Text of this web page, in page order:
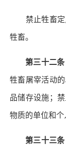
禁止牲畜定
牲畜。
第三十二条
牲畜屠宰活动
品储存设施；
物质的单位和个
第三十三条